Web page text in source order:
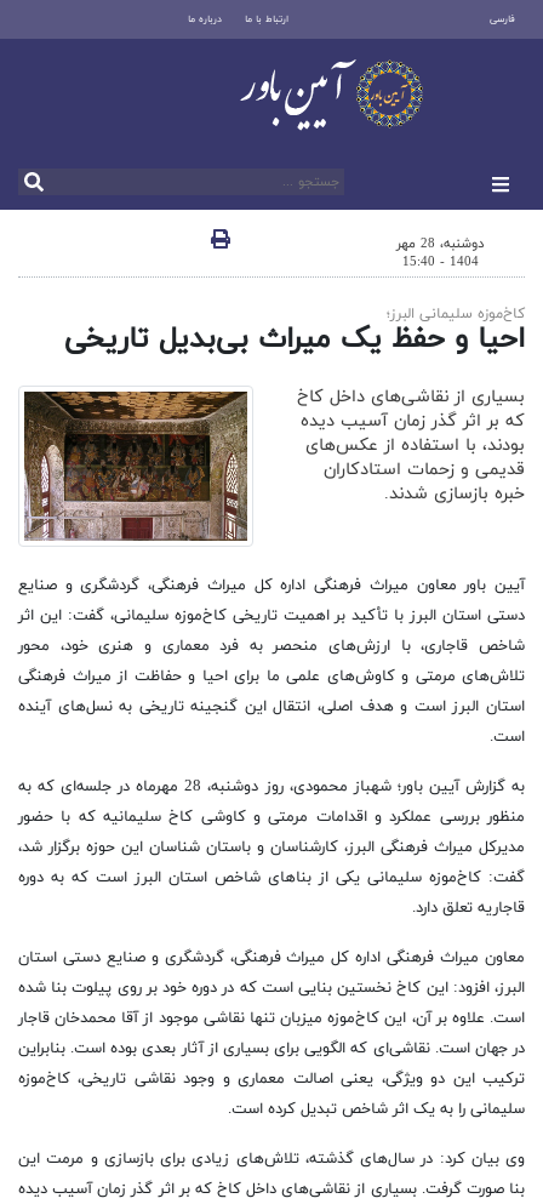
فارسی ارتباط با ما درباره ما
دوشنبه، 28 مهر
1404 - 15:40
کاخ‌موزه سلیمانی البرز؛
احیا و حفظ یک میراث بی‌بدیل تاریخی
بسیاری از نقاشی‌های داخل کاخ
که بر اثر گذر زمان آسیب دیده
بودند، با استفاده از عکس‌های
قدیمی و زحمات استادکاران
خبره بازسازی شدند.
آیین باور معاون میراث فرهنگی اداره کل میراث فرهنگی، گردشگری و صنایع
دستی استان البرز با تأکید بر اهمیت تاریخی کاخ‌موزه سلیمانی، گفت: این اثر
شاخص قاجاری، با ارزش‌های منحصر به فرد معماری و هنری خود، محور
تلاش‌های مرمتی و کاوش‌های علمی ما برای احیا و حفاظت از میراث فرهنگی
استان البرز است و هدف اصلی، انتقال این گنجینه تاریخی به نسل‌های آینده
است.
به گزارش آیین باور؛ شهباز محمودی، روز دوشنبه، 28 مهرماه در جلسه‌ای که به
منظور بررسی عملکرد و اقدامات مرمتی و کاوشی کاخ سلیمانیه که با حضور
مدیرکل میراث فرهنگی البرز، کارشناسان و باستان شناسان این حوزه برگزار شد،
گفت: کاخ‌موزه سلیمانی یکی از بناهای شاخص استان البرز است که به دوره
قاجاریه تعلق دارد.
معاون میراث فرهنگی اداره کل میراث فرهنگی، گردشگری و صنایع دستی استان
البرز، افزود: این کاخ نخستین بنایی است که در دوره خود بر روی پیلوت بنا شده
است. علاوه بر آن، این کاخ‌موزه میزبان تنها نقاشی موجود از آقا محمدخان قاجار
در جهان است. نقاشی‌ای که الگویی برای بسیاری از آثار بعدی بوده است. بنابراین
ترکیب این دو ویژگی، یعنی اصالت معماری و وجود نقاشی تاریخی، کاخ‌موزه
سلیمانی را به یک اثر شاخص تبدیل کرده است.
وی بیان کرد: در سال‌های گذشته، تلاش‌های زیادی برای بازسازی و مرمت این
بنا صورت گرفت. بسیاری از نقاشی‌های داخل کاخ که بر اثر گذر زمان آسیب دیده